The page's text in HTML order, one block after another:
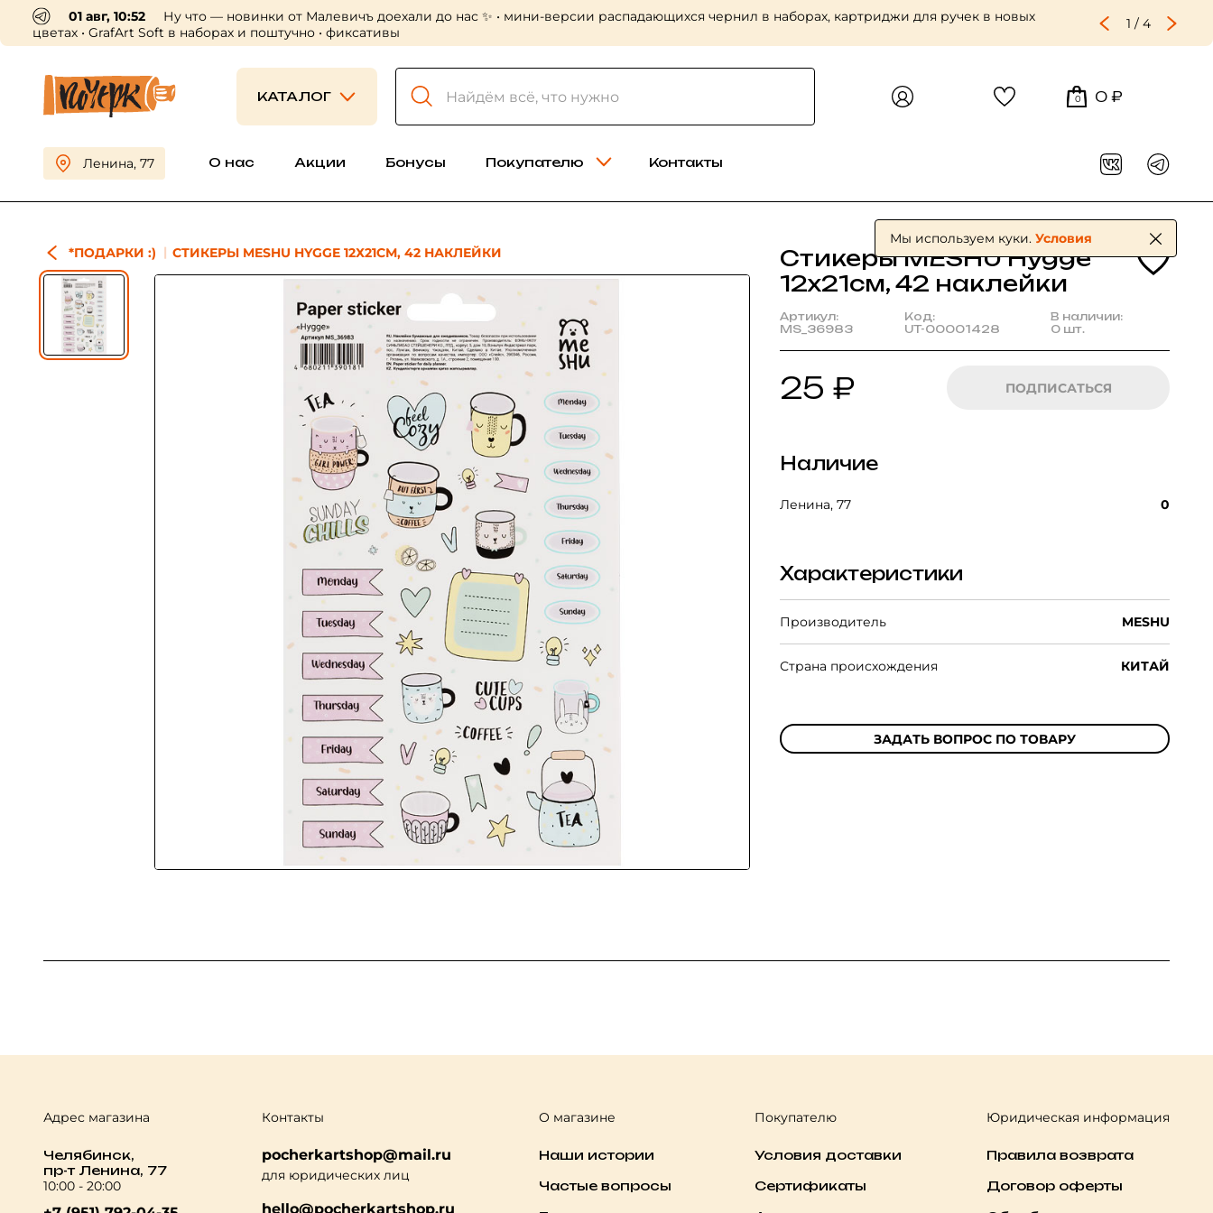
01 авг, 10:52
Ну что — новинки от Малевичъ доехали до нас ✨ • мини-версии распадающихся чернил в наборах, картриджи для ручек в новых
цветах • GrafArt Soft в наборах и поштучно • фиксативы
1 / 4
КАТАЛОГ 0 0 ₽
Ленина, 77 О нас Акции Бонусы Покупателю Контакты
*ПОДАРКИ :) СТИКЕРЫ MESHU HYGGE 12Х21СМ, 42 НАКЛЕЙКИ
Стикеры MESHU Hygge
12х21см, 42 наклейки
Артикул:
MS_36983
Код:
UT-00001428
В наличии:
0 шт.
25 ₽ ПОДПИСАТЬСЯ
Наличие
Ленина, 77 0
Характеристики
Производитель MESHU
Страна происхождения КИТАЙ
ЗАДАТЬ ВОПРОС ПО ТОВАРУ
Адрес магазина
Челябинск,
пр-т Ленина, 77
10:00 - 20:00
Контакты
pocherkartshop@mail.ru
для юридических лиц
hello@pocherkartshop.ru
О магазине
Наши истории
Частые вопросы
Покупателю
Условия доставки
Сертификаты
Юридическая информация
Правила возврата
Договор оферты
Мы используем куки. Условия